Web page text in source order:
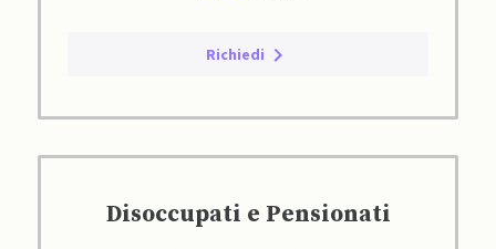
Richiedi
Disoccupati e Pensionati